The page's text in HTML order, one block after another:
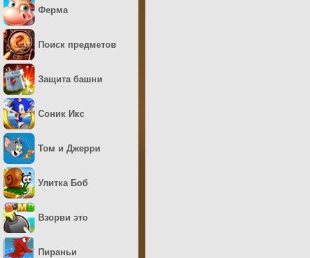
Ферма
Поиск предметов
Защита башни
Соник Икс
Том и Джерри
Улитка Боб
Взорви это
Пираньи